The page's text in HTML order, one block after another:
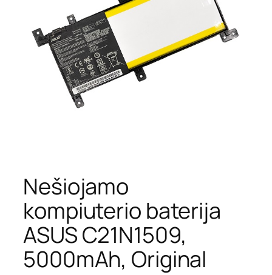
Nešiojamo
kompiuterio baterija
ASUS C21N1509,
5000mAh, Original